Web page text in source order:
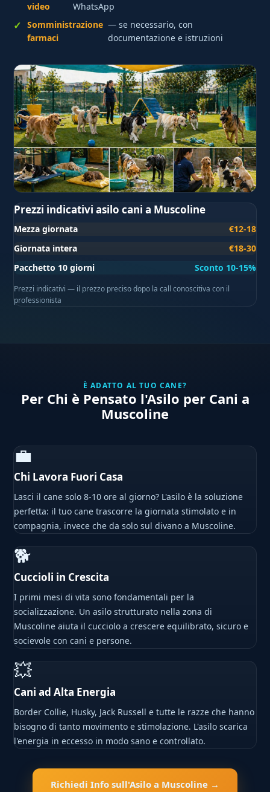
video
WhatsApp
Somministrazione
farmaci
— se necessario, con
documentazione e istruzioni
Prezzi indicativi asilo cani a Muscoline
Mezza giornata
€12-18
Giornata intera
€18-30
Pacchetto 10 giorni
Sconto 10-15%
Prezzi indicativi — il prezzo preciso dopo la call conoscitiva con il
professionista
È ADATTO AL TUO CANE?
Per Chi è Pensato l'Asilo per Cani a
Muscoline
💼
Chi Lavora Fuori Casa
Lasci il cane solo 8-10 ore al giorno? L'asilo è la soluzione
perfetta: il tuo cane trascorre la giornata stimolato e in
compagnia, invece che da solo sul divano a Muscoline.
🐕
Cuccioli in Crescita
I primi mesi di vita sono fondamentali per la
socializzazione. Un asilo strutturato nella zona di
Muscoline aiuta il cucciolo a crescere equilibrato, sicuro e
socievole con cani e persone.
💥
Cani ad Alta Energia
Border Collie, Husky, Jack Russell e tutte le razze che hanno
bisogno di tanto movimento e stimolazione. L'asilo scarica
l'energia in eccesso in modo sano e controllato.
Richiedi Info sull'Asilo a Muscoline →